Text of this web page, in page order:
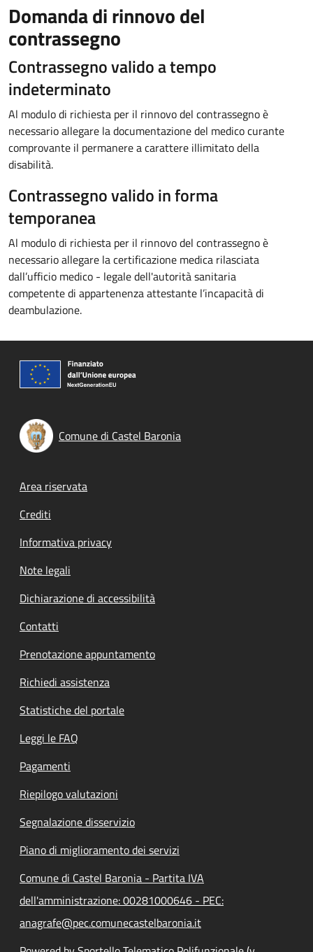
Domanda di rinnovo del
contrassegno
Contrassegno valido a tempo
indeterminato
Al modulo di richiesta per il rinnovo del contrassegno è
necessario allegare la documentazione del medico curante
comprovante il permanere a carattere illimitato della
disabilità.
Contrassegno valido in forma
temporanea
Al modulo di richiesta per il rinnovo del contrassegno è
necessario allegare la certificazione medica rilasciata
dall’ufficio medico - legale dell'autorità sanitaria
competente di appartenenza attestante l’incapacità di
deambulazione.
Comune di Castel Baronia
Footer menu
Area riservata
Crediti
Informativa privacy
Note legali
Dichiarazione di accessibilità
Contatti
Prenotazione appuntamento
Richiedi assistenza
Statistiche del portale
Leggi le FAQ
Pagamenti
Riepilogo valutazioni
Segnalazione disservizio
Piano di miglioramento dei servizi
Comune di Castel Baronia - Partita IVA
dell'amministrazione: 00281000646 - PEC:
anagrafe@pec.comunecastelbaronia.it